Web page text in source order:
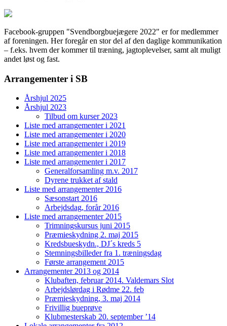
Facebook-gruppen "Svendborgbuejægere 2022" er for medlemmer
af foreningen. Her foregår en stor del af den daglige kommunikation
– f.eks. hvem der kommer til træning, jagtoplevelser, samt alt muligt
andet løst og fast.
Arrangementer i SB
Årshjul 2025
Årshjul 2023
Tilbud om kurser 2023
Liste med arrangementer i 2021
Liste med arrangementer i 2020
Liste med arrangementer i 2019
Liste med arrangementer i 2018
Liste med arrangementer i 2017
Generalforsamling m.v. 2017
Dyrene trukket af stald
Liste med arrangementer 2016
Sæsonstart 2016
Arbejdsdag, forår 2016
Liste med arrangementer 2015
Trimningskursus juni 2015
Præmieskydning 2. maj 2015
Kredsbueskydn., DJ´s kreds 5
Stemningsbilleder fra 1. træningsdag
Første arrangement 2015
Arrangementer 2013 og 2014
Klubaften, februar 2014. Valdemars Slot
Arbejdslørdag i Rødme 22. feb
Præmieskydning, 3. maj 2014
Frivillig bueprøve
Klubmesterskab 20. september ’14